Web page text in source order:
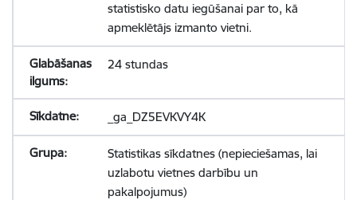
statistisko datu iegūšanai par to, kā
apmeklētājs izmanto vietni.
24 stundas
_ga_DZ5EVKVY4K
Statistikas sīkdatnes (nepieciešamas, lai
uzlabotu vietnes darbību un
pakalpojumus)